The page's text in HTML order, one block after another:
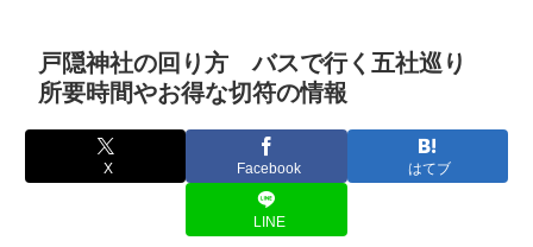
戸隠神社の回り方 バスで行く五社巡り
所要時間やお得な切符の情報
X Facebook はてブ
LINE